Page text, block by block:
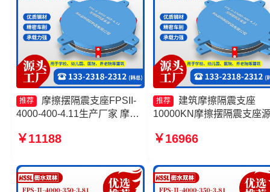
推荐
摩擦摆隔震支座FPSII-
4000-400-4.11生产厂家 摩擦
4.11源头工厂 摩擦摆隔震支座
厂 摩擦摆隔震支座FPSII-
3000-350-3.81厂家
￥11188
推荐
建筑摩擦隔震支座
10000KN摩擦摆隔震支座
6000-350-3.81生产厂家 摩
￥16966